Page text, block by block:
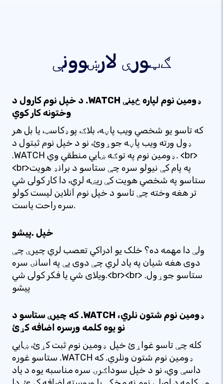
ګټورې لارښوونې
د خپل نوم کارول د .WATCH ډومین نوم لپاره ځینې
وختونه کار کوي
که تاسو یو شخصي ویب پاڼه، بلاګ، پوډکاسټ، یا بل هر
ډول ورته ویب پاڼه جوړوئ، نو د خپل نوم ثبتول د
.WATCH ډومین نوم په توګه ښایي منطقي وي. <br>
<br>په پام کې نیولو سره چې ستاسو د برانډ هویت
ستاسو په شخصي هویت کې ریښه لري، دا کار کولی شي
تر هغه وخته چې تاسو د خپل نوم آنلاین لیست کولو
سره راحت یاست.
خپل .پیشو
ولې دا مهمه ده؟ خلک یو ادراکي تعصب لري چیرې چې
دوی هغه شیان په یاد لري چې دوی یې په اسانۍ سره
ویلای شي یا فکر کولی شي.<br><br> ستاسو جوړول.
پیشو
که چیرې ستاسو د .WATCH ډومین نوم شتون نلري،
نو یوه کلمه ورسره اضافه کړئ
کله چې تاسو غواړئ خپل ډومین نوم ثبت کړئ، ښایي
ستاسو غوره .WATCH ډومین نوم شتون ونلري. که
داسې وي، نو د خپل سوداګرۍ سره مناسبه یوه د یاد